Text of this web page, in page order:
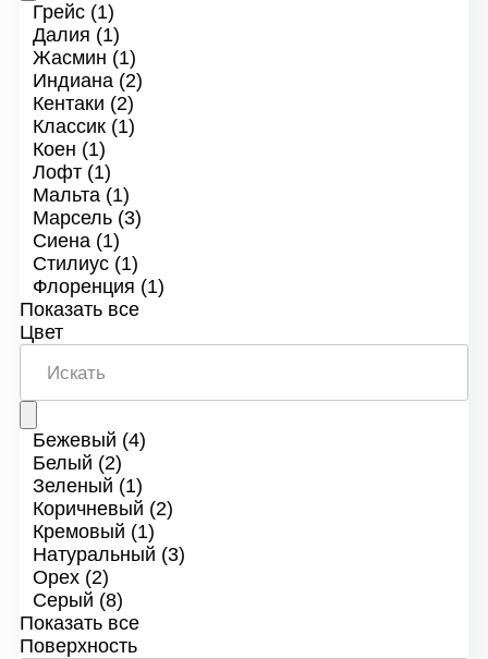
Грейс (1)
Далия (1)
Жасмин (1)
Индиана (2)
Кентаки (2)
Классик (1)
Коен (1)
Лофт (1)
Мальта (1)
Марсель (3)
Сиена (1)
Стилиус (1)
Флоренция (1)
Показать все
Цвет
Бежевый (4)
Белый (2)
Зеленый (1)
Коричневый (2)
Кремовый (1)
Натуральный (3)
Орех (2)
Серый (8)
Показать все
Поверхность